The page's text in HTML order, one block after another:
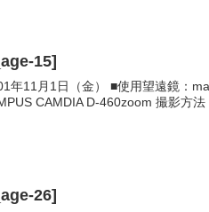
15]
年11月1日（金） ■使用望遠鏡：
CAMDIA D-460zoom 撮影方法
26]